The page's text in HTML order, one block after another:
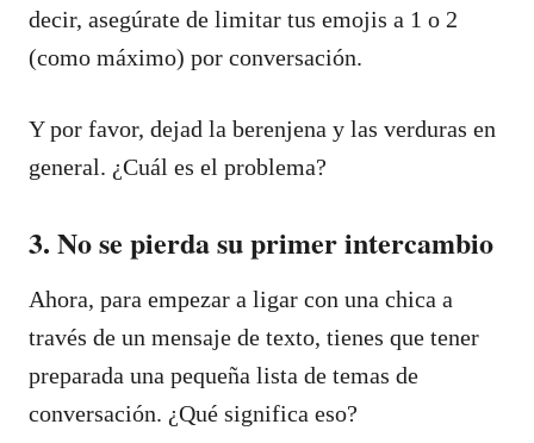
decir, asegúrate de limitar tus emojis a 1 o 2
(como máximo) por conversación.
Y por favor, dejad la berenjena y las verduras en
general. ¿Cuál es el problema?
3. No se pierda su primer intercambio
Ahora, para empezar a ligar con una chica a
través de un mensaje de texto, tienes que tener
preparada una pequeña lista de temas de
conversación. ¿Qué significa eso?